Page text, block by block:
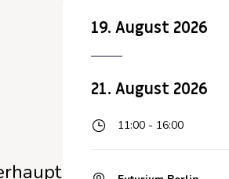
Newsletter
Mehr erfahren zu
Education
Maker Education
Alle Termine -
Zu unseren
Wirkungsberichten
19. August 2026
21. August 2026
11:00 - 16:00